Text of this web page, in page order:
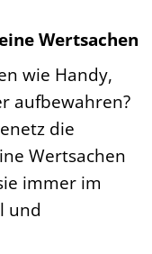
Wertsachen
wie Handy,
aufbewahren?
die
Wertsachen
immer im
und